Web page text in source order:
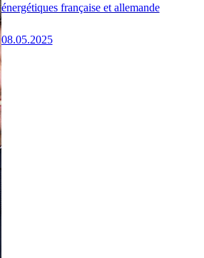
énergétiques française et allemande
08.05.2025